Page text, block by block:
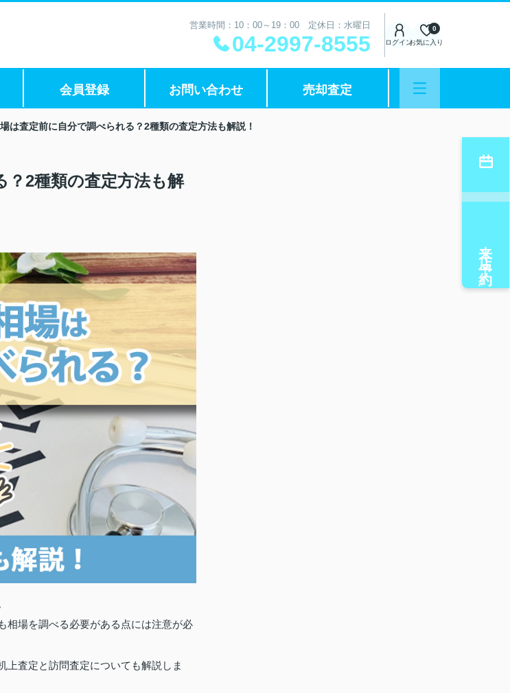
営業時間：10：00～19：00 定休日：水曜日
04-2997-8555 ログインお気に入り
0
会員登録 お問い合わせ 売却査定
は査定前に自分で調べられる？2種類の査定方法も解説！
？2種類の査定方法も解
相場を調べる必要がある点には注意が必
上査定と訪問査定についても解説しま
来店予約